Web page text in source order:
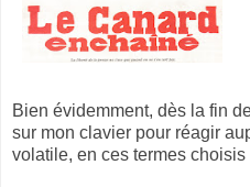
Bien évidemment, dès la fin
sur mon clavier pour réagir
volatile, en ces termes choisis